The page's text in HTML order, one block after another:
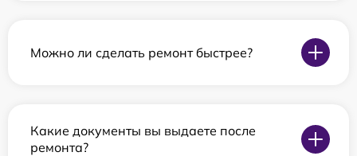
Можно ли сделать ремонт быстрее?
Какие документы вы выдаете после
ремонта?